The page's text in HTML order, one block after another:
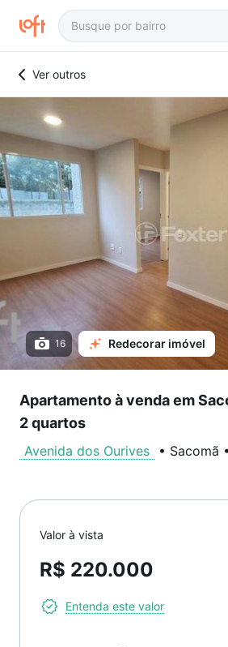
Ver outros
16 Redecorar imóvel
Apartamento à venda em
2 quartos
Avenida dos Ourives • Sacomã •
Valor à vista
R$ 220.000
Entenda este valor